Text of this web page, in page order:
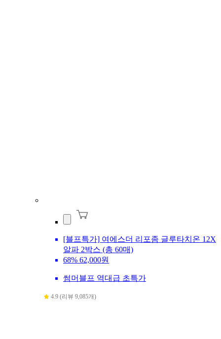
[블프특가] 여에스더 리포좀 글루타치온 12X
알파 2박스 (총 60매)
68% 62,000원
썸머블프 역대급 초특가
4.9 (리뷰 9,085개)